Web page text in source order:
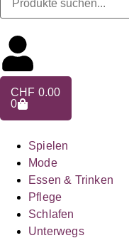
CHF 0.00
0
Spielen
Mode
Essen & Trinken
Pflege
Schlafen
Unterwegs